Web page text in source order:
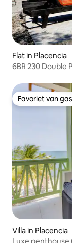
Flat in Placencia
6BR 230 Double
Favoriet van
Favoriet van
Villa in Placencia